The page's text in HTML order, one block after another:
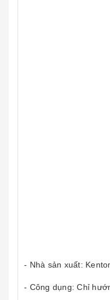
- Nhà sản xuất:
- Công dụng: Chỉ